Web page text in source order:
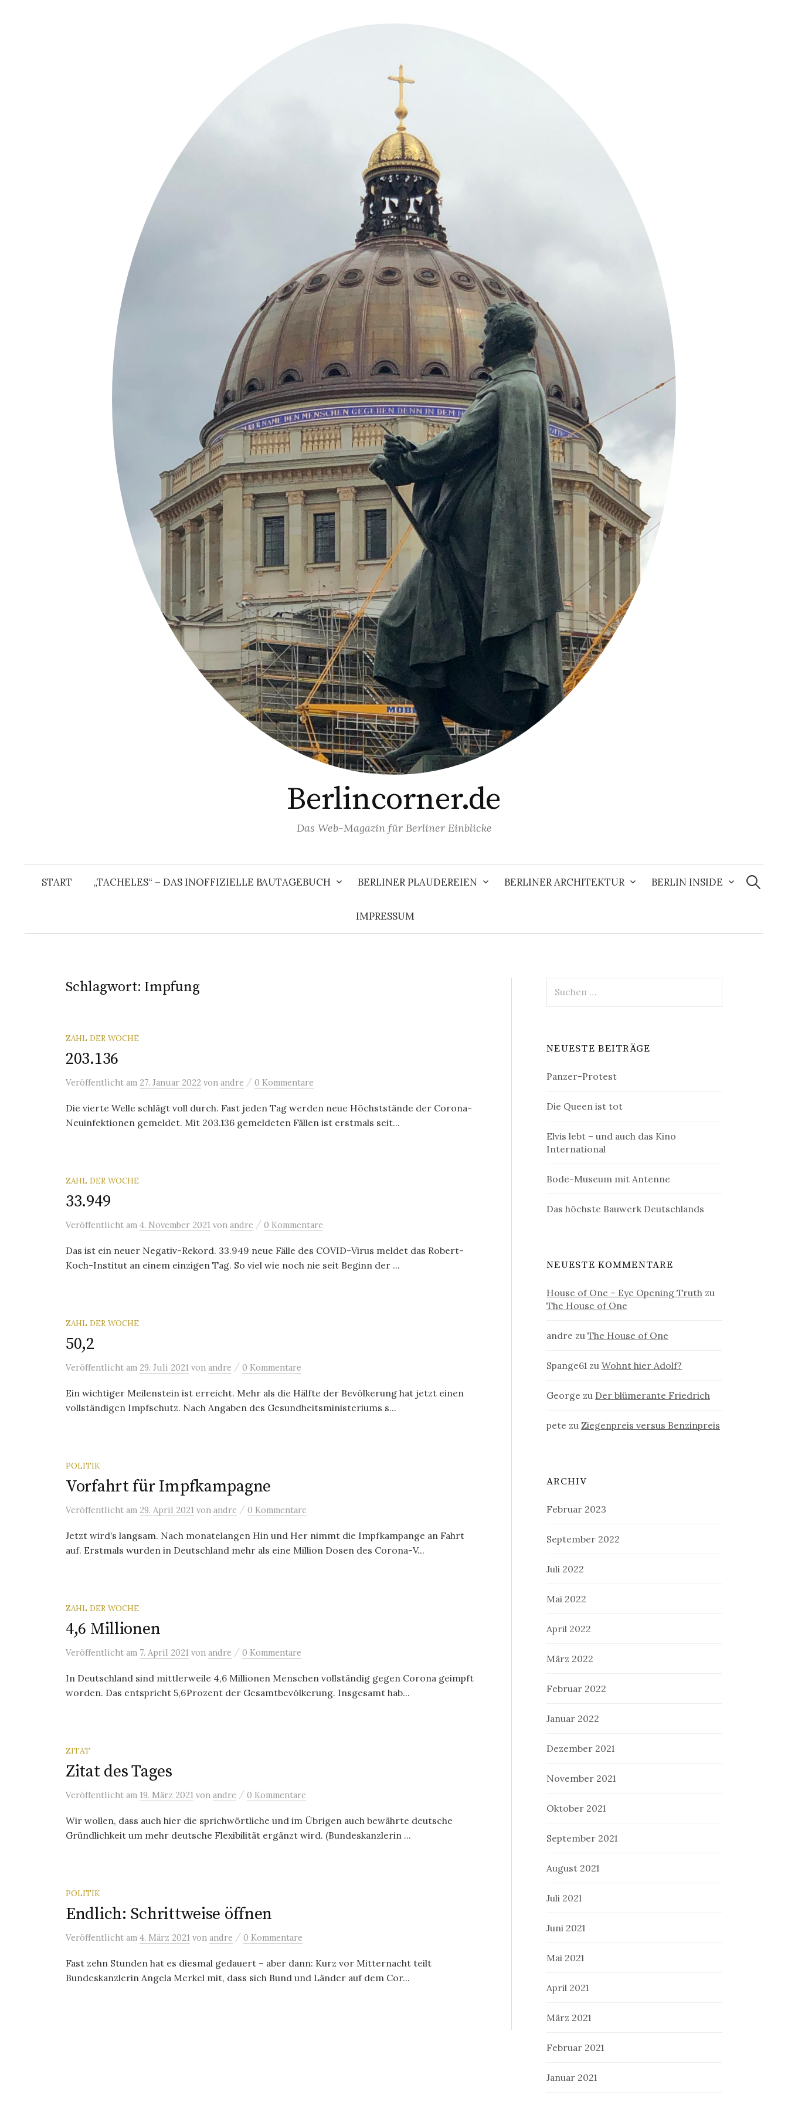
Berlincorner.de
Das Web-Magazin für Berliner Einblicke
START „TACHELES“ – DAS INOFFIZIELLE BAUTAGEBUCH BERLINER PLAUDEREIEN BERLINER ARCHITEKTUR BERLIN INSIDE
IMPRESSUM
Suchen
nach:
Schlagwort: Impfung
ZAHL DER WOCHE
203.136
Veröffentlicht am 27. Januar 2022 von andre / 0 Kommentare
Die vierte Welle schlägt voll durch. Fast jeden Tag werden neue Höchststände der Corona-
Neuinfektionen gemeldet. Mit 203.136 gemeldeten Fällen ist erstmals seit...
ZAHL DER WOCHE
33.949
Veröffentlicht am 4. November 2021 von andre / 0 Kommentare
Das ist ein neuer Negativ-Rekord. 33.949 neue Fälle des COVID-Virus meldet das Robert-
Koch-Institut an einem einzigen Tag. So viel wie noch nie seit Beginn der ...
ZAHL DER WOCHE
50,2
Veröffentlicht am 29. Juli 2021 von andre / 0 Kommentare
Ein wichtiger Meilenstein ist erreicht. Mehr als die Hälfte der Bevölkerung hat jetzt einen
vollständigen Impfschutz. Nach Angaben des Gesundheitsministeriums s...
POLITIK
Vorfahrt für Impfkampagne
Veröffentlicht am 29. April 2021 von andre / 0 Kommentare
Jetzt wird’s langsam. Nach monatelangen Hin und Her nimmt die Impfkampange an Fahrt
auf. Erstmals wurden in Deutschland mehr als eine Million Dosen des Corona-V...
ZAHL DER WOCHE
4,6 Millionen
Veröffentlicht am 7. April 2021 von andre / 0 Kommentare
In Deutschland sind mittlerweile 4,6 Millionen Menschen vollständig gegen Corona geimpft
worden. Das entspricht 5,6 Prozent der Gesamtbevölkerung. Insgesamt hab...
ZITAT
Zitat des Tages
Veröffentlicht am 19. März 2021 von andre / 0 Kommentare
Wir wollen, dass auch hier die sprichwörtliche und im Übrigen auch bewährte deutsche
Gründlichkeit um mehr deutsche Flexibilität ergänzt wird. (Bundeskanzlerin ...
POLITIK
Endlich: Schrittweise öffnen
Veröffentlicht am 4. März 2021 von andre / 0 Kommentare
Fast zehn Stunden hat es diesmal gedauert – aber dann: Kurz vor Mitternacht teilt
Bundeskanzlerin Angela Merkel mit, dass sich Bund und Länder auf dem Cor...
nach:
NEUESTE BEITRÄGE
Panzer-Protest
Die Queen ist tot
Elvis lebt – und auch das Kino
International
Bode-Museum mit Antenne
Das höchste Bauwerk Deutschlands
NEUESTE KOMMENTARE
House of One – Eye Opening Truth zu
The House of One
andre zuThe House of One
Spange61 zuWohnt hier Adolf?
George zu Der blümerante Friedrich
pete zu Ziegenpreis versus Benzinpreis
ARCHIV
Februar 2023
September 2022
Juli 2022
Mai 2022
April 2022
März 2022
Februar 2022
Januar 2022
Dezember 2021
November 2021
Oktober 2021
September 2021
August 2021
Juli 2021
Juni 2021
Mai 2021
April 2021
März 2021
Februar 2021
Januar 2021